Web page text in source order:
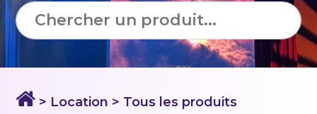
> Location > Tous les produits